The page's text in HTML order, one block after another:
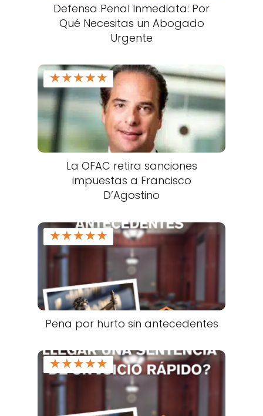
Defensa Penal Inmediata: Por
Qué Necesitas un Abogado
Urgente
★★★★★
La OFAC retira sanciones
impuestas a Francisco
D’Agostino
★★★★★
Pena por hurto sin antecedentes
★★★★★